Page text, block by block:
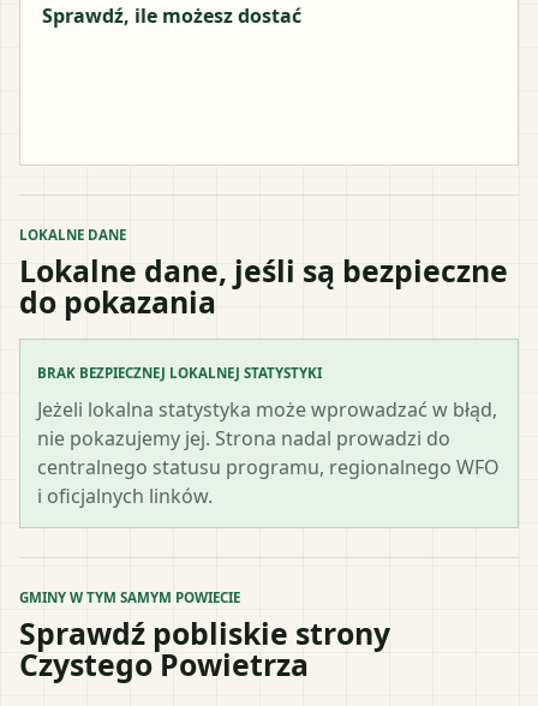
Sprawdź, ile możesz dostać
LOKALNE DANE
Lokalne dane, jeśli są bezpieczne
do pokazania
BRAK BEZPIECZNEJ LOKALNEJ STATYSTYKI
Jeżeli lokalna statystyka może wprowadzać w błąd,
nie pokazujemy jej. Strona nadal prowadzi do
centralnego statusu programu, regionalnego WFO
i oficjalnych linków.
GMINY W TYM SAMYM POWIECIE
Sprawdź pobliskie strony
Czystego Powietrza